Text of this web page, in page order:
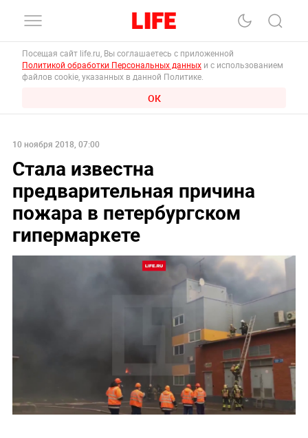
Посещая сайт life.ru, Вы соглашаетесь с приложенной
Политикой обработки Персональных данных и с использованием
файлов cookie, указанных в данной Политике.
ОК
10 ноября 2018, 07:00
Стала известна
предварительная причина
пожара в петербургском
гипермаркете